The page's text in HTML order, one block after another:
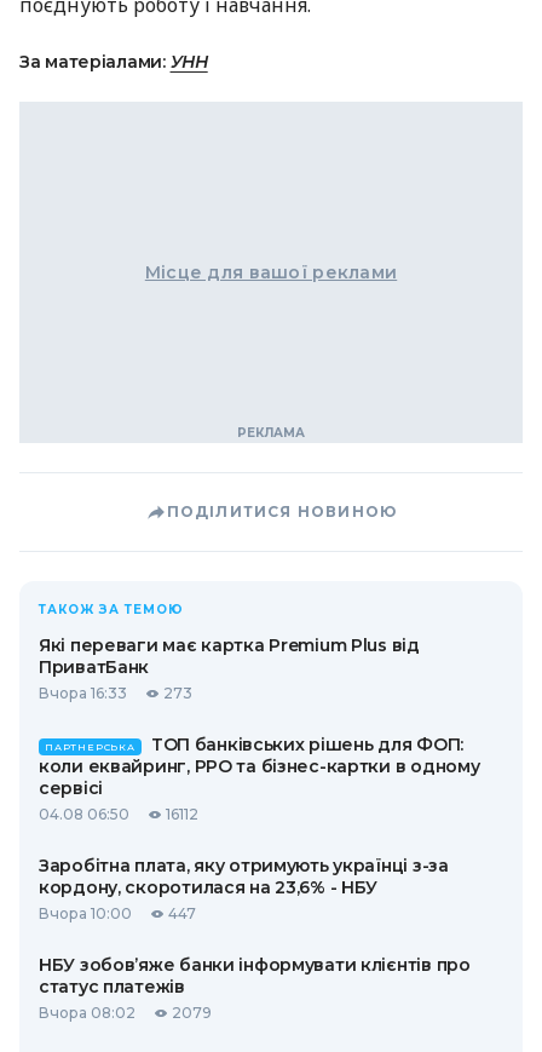
За матеріалами: УНН
Місце для вашої реклами
ПОДІЛИТИСЯ НОВИНОЮ
ТАКОЖ ЗА ТЕМОЮ
Які переваги має картка Premium Plus від
ПриватБанк
Вчора 16:33 273
ПАРТНЕРСЬКА
ТОП банківських рішень для ФОП:
коли еквайринг, РРО та бізнес-картки в одному
сервісі
04.08 06:50 16112
Заробітна плата, яку отримують українці з-за
кордону, скоротилася на 23,6% - НБУ
Вчора 10:00 447
НБУ зобов’яже банки інформувати клієнтів про
статус платежів
Вчора 08:02 2079